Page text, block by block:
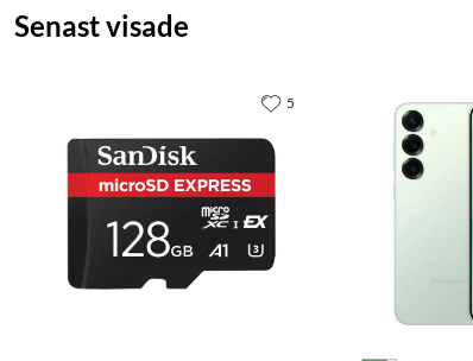
Livslängd: 25000 h
Kommunikation: Bluetooth och Zigbee
Röstassistenter: Amazon Alexa, Apple HomeKit (via Hue
Senast visade
5